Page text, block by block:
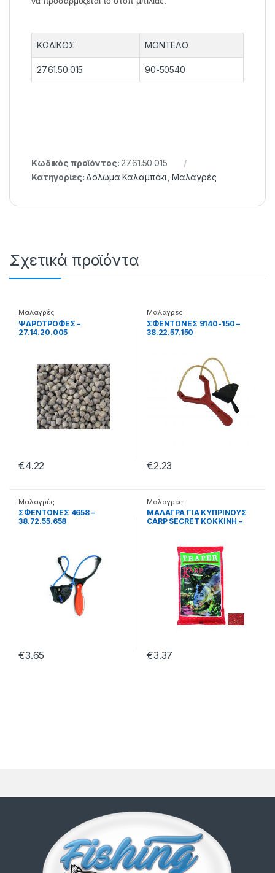
ΚΩΔΙΚΟΣ ΜΟΝΤΕΛΟ
27.61.50.015 90-50540
Κωδικός προϊόντος: 27.61.50.015
Κατηγορίες:Δόλωμα Καλαμπόκι Μαλαγρές
Σχετικά προϊόντα
Μαλαγρές
ΨΑΡΟΤΡΟΦΕΣ –
27.14.20.005
€4.22
Μαλαγρές
ΣΦΕΝΤΟΝΕΣ 9140-150 –
38.22.57.150
€2.23
Μαλαγρές
ΣΦΕΝΤΟΝΕΣ 4658 –
38.72.55.658
€3.65
Μαλαγρές
ΜΑΛΑΓΡΑ ΓΙΑ ΚΥΠΡΙΝΟΥΣ
CARP SECRET ΚΟΚΚΙΝΗ –
€3.37